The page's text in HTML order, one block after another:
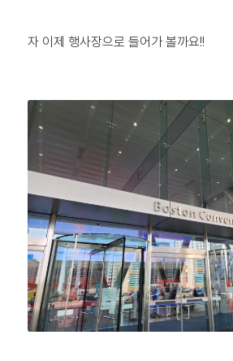
자 이제 행사장으로 들어가 볼까요!!